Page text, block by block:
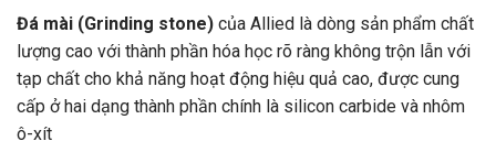
Đá mài (Grinding stone) của Allied là dòng sản phẩm chất
lượng cao với thành phần hóa học rõ ràng không trộn lẫn với
tạp chất cho khả năng hoạt động hiệu quả cao, được cung
cấp ở hai dạng thành phần chính là silicon carbide và nhôm
ô-xít